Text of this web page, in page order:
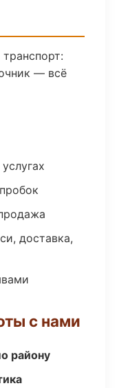
— всё
доставка,
с нами
району